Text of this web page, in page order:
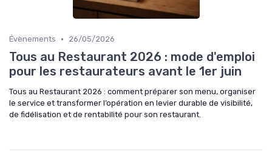
Évènements • 26/05/2026
Tous au Restaurant 2026 : mode d'emploi
pour les restaurateurs avant le 1er juin
Tous au Restaurant 2026 : comment préparer son menu, organiser
le service et transformer l’opération en levier durable de visibilité,
de fidélisation et de rentabilité pour son restaurant.